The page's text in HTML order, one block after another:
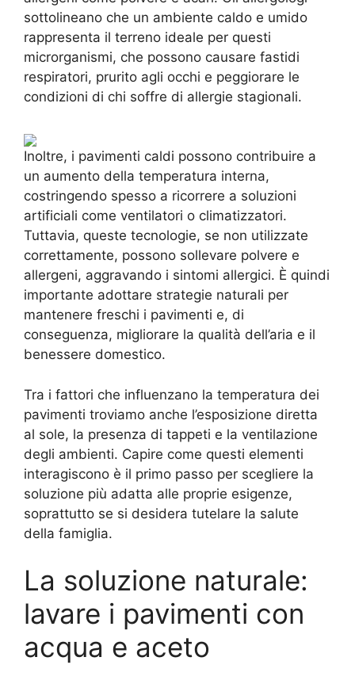
sottolineano che un ambiente caldo e umido
rappresenta il terreno ideale per questi
microrganismi, che possono causare fastidi
respiratori, prurito agli occhi e peggiorare le
condizioni di chi soffre di allergie stagionali.
Inoltre, i pavimenti caldi possono contribuire a
un aumento della temperatura interna,
costringendo spesso a ricorrere a soluzioni
artificiali come ventilatori o climatizzatori.
Tuttavia, queste tecnologie, se non utilizzate
correttamente, possono sollevare polvere e
allergeni, aggravando i sintomi allergici. È quindi
importante adottare strategie naturali per
mantenere freschi i pavimenti e, di
conseguenza, migliorare la qualità dell’aria e il
benessere domestico.
Tra i fattori che influenzano la temperatura dei
pavimenti troviamo anche l’esposizione diretta
al sole, la presenza di tappeti e la ventilazione
degli ambienti. Capire come questi elementi
interagiscono è il primo passo per scegliere la
soluzione più adatta alle proprie esigenze,
soprattutto se si desidera tutelare la salute
della famiglia.
La soluzione naturale:
lavare i pavimenti con
acqua e aceto